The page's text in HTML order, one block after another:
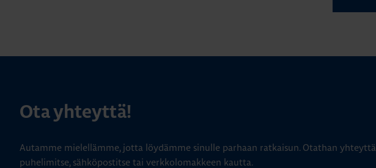
Ota yhteyttä!
Autamme mielellämme, jotta löydämme sinulle parhaan ratkaisun. Otathan yhteyttä
puhelimitse, sähköpostitse tai verkkolomakkeen kautta.